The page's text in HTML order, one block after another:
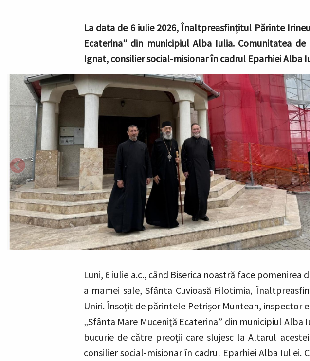
La data de 6 iulie 2026, Înaltpreasfințitul Părinte
Ecaterina” din municipiul Alba Iulia. Comunitatea
Ignat, consilier social-misionar în cadrul Eparhiei Alba
Luni, 6 iulie a.c., când Biserica noastră face
a mamei sale, Sfânta Cuvioasă Filotimia,
Uniri. Însoțit de părintele Petrișor Muntean, inspector
„Sfânta Mare Muceniță Ecaterina” din municipiul
bucurie de către preoții care slujesc la Altarul
consilier social-misionar în cadrul Eparhiei Alba Iuliei.